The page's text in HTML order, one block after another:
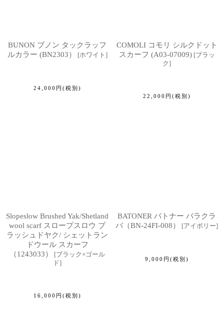
BUNON ブノン タックラッフ
ルカラー (BN2303）
[ホワイト ]
24,000 円 (税別)
COMOLI コモリ シルクドット
スカーフ (A03-07009) [ブラッ
ク]
22,000 円 (税別)
Slopeslow Brushed Yak/Shetland
wool scarf スロープスロウ ブ
ラッシュドヤク/ シェットラン
ドウール スカーフ
（1243033）
[ブラック×ゴール
ド]
16,000 円 (税別)
BATONER バトナー バラクラ
バ（BN-24FI-008）
[アイボリー]
9,000 円 (税別)